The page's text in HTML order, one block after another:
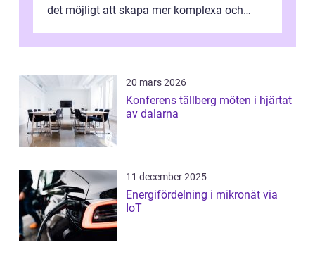
det möjligt att skapa mer komplexa och
20 mars 2026
Konferens tällberg möten i hjärtat
av dalarna
11 december 2025
Energifördelning i mikronät via
IoT